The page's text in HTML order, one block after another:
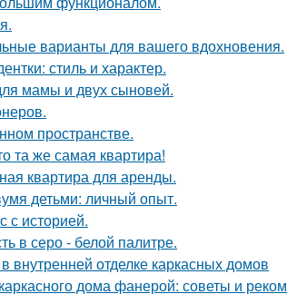
варианты для вашего вдохновения.
стиль и характер.
мамы и двух сыновей.
пространстве.
та же самая квартира!
квартира для аренды.
детьми: личный опыт.
с историей.
в серо - белой палитре.
отделке каркасных домов
дома фанерой: советы и